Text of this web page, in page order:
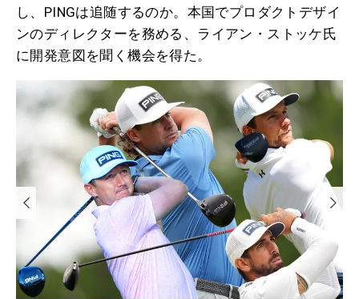
し、PINGは追随するのか。本国でプロダクトデザイ
ンのディレクターを務める、ライアン・ストッケ氏
に開発意図を聞く機会を得た。